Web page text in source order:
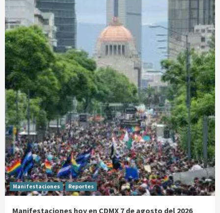
Manifestaciones Reportes
Manifestaciones hoy en CDMX 7 de agosto del 2026